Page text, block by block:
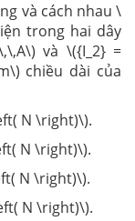
và cách nhau \
trong hai dây
và \({I_2} =
chiều dài của
N \right)\).
N \right)\).
N \right)\).
N \right)\).